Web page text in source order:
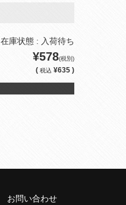
在庫状態 : 入荷待ち
¥578(税別)
( 税込 ¥635 )
お問い合わせ